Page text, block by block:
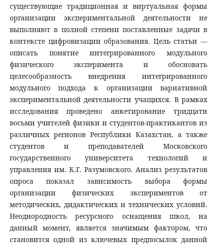
существующие традиционная и виртуальная формы
организации экспериментальной деятельности не
выполняют в полной степени поставленные задачи в
контексте цифровизации образования. Цель статьи —
описать понятие интегрированного модульного
физического эксперимента и обосновать
целесообразность внедрения интегрированного
модульного подхода к организации вариативной
экспериментальной деятельности учащихся. В рамках
исследования проведено анкетирование тридцати
восьми учителей физики и студентов-практикантов из
различных регионов Республики Казахстан, а также
студентов и преподавателей Московского
государственного университета технологий и
управления им. К.Г. Разумовского. Анализ результатов
опроса показал зависимость выбора формы
организации физических экспериментов от
методических, дидактических и технических условий.
Неоднородность ресурсного оснащения школ, на
данный момент, является значимым фактором, что
становится одной из ключевых предпосылок данной